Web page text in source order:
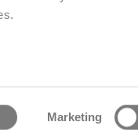
Marketing
μας